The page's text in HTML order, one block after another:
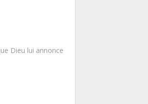
Dieu lui annonce